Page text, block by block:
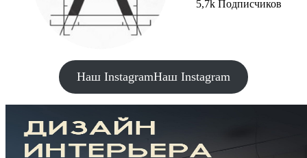
5,7k Подписчиков
Наш InstagramНаш Instagram